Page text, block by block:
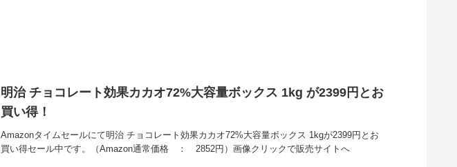
明治 チョコレート効果カカオ72%大容量ボックス 1kg が2399円とお
買い得！
Amazonタイムセールにて明治 チョコレート効果カカオ72%大容量ボックス 1kgが2399円とお
買い得セール中です。（Amazon通常価格 ： 2852円）画像クリックで販売サイトへ